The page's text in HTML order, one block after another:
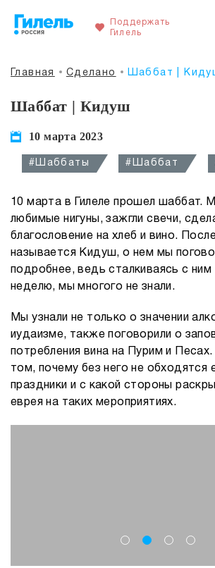
Поддержать
Гилель
Главная Сделано Шаббат |
Шаббат | Кидуш
10 марта 2023
#Шаббаты #Шаббат
10 марта в Гилеле прошел шаббат.
любимые нигуны, зажгли свечи,
благословение на хлеб и вино.
называется Кидуш, о нем мы
подробнее, ведь сталкиваясь с
неделю, мы многого не знали.
Мы узнали не только о значении
иудаизме, также поговорили о
потребления вина на Пурим и
том, почему без него не обходятся
праздники и с какой стороны
еврея на таких мероприятиях.